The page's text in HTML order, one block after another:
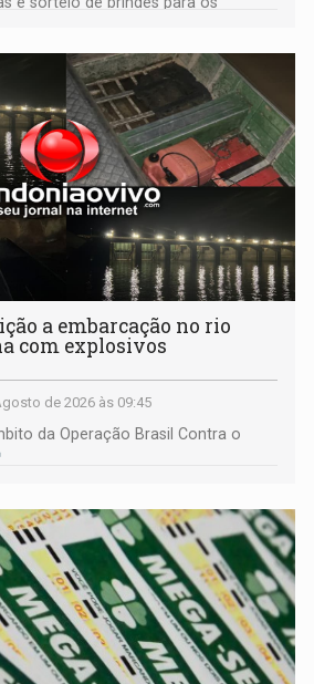
dedicado aos pais
a embarcação no rio
com explosivos
de 2026 às 09:45
da Operação Brasil Contra o